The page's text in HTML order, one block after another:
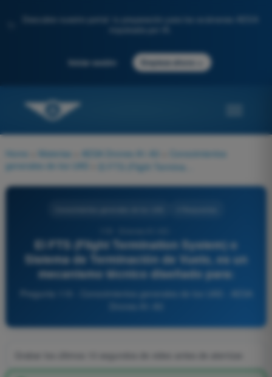
Descubre nuestro portal: tu preparación para los exámenes AESA
Iniciar sesión Empieza ahora
Home Materias AESA Drones A1-A3
Conocimientos
generales de los UAS
El FTS (Flight Termination System) o
Sistema de Terminación de Vuelo, es un
mecanismo técnico diseñado para:
Pregunta 119 - Conocimientos generales de los UAS - AESA